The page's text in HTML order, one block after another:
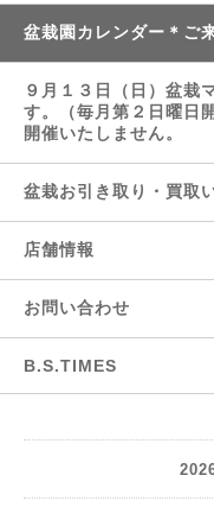
盆栽園カレンダー＊ご
９月１３日（日）盆栽
す。（毎月第２日曜日
開催いたしません。
盆栽お引き取り・買取
店舗情報
お問い合わせ
B.S.TIMES